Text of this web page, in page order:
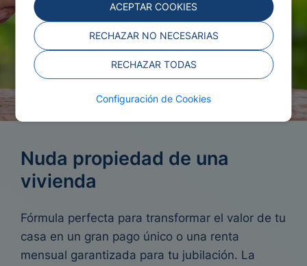
ACEPTAR COOKIES
RECHAZAR NO NECESARIAS
RECHAZAR TODAS
Configuración de Cookies
Nuda propiedad de una
vivienda
Fórmula perfecta para transformar el valor de tu
casa en un gran pago único o una renta
mensual garantizada para tu jubilación. La